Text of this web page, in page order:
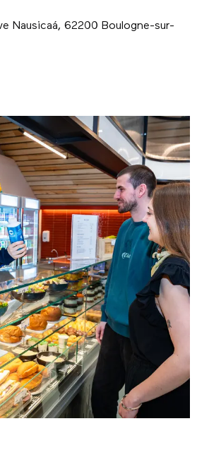
Nausicaá, 62200 Boulogne-sur-
favoris